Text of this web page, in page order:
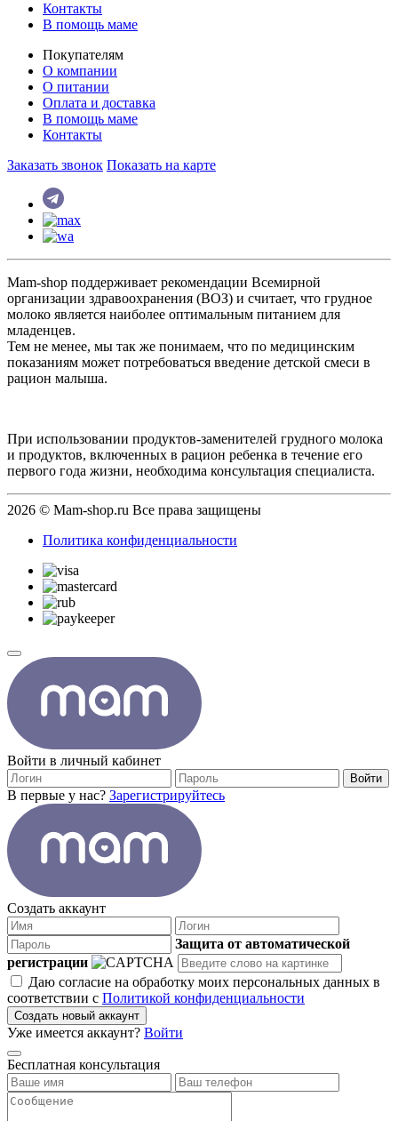
Контакты
В помощь маме
Покупателям
О компании
О питании
Оплата и доставка
В помощь маме
Контакты
Заказать звонок Показать на карте
Mam-shop поддерживает рекомендации Всемирной
организации здравоохранения (ВОЗ) и считает, что грудное
молоко является наиболее оптимальным питанием для
младенцев.
Тем не менее, мы так же понимаем, что по медицинским
показаниям может потребоваться введение детской смеси в
рацион малыша.
При использовании продуктов-заменителей грудного молока
и продуктов, включенных в рацион ребенка в течение его
первого года жизни, необходима консультация специалиста.
2026 © Mam-shop.ru Все права защищены
Политика конфиденциальности
Войти в личный кабинет
Войти
В первые у нас? Зарегистрируйтесь
Создать аккаунт
Защита от автоматической
регистрации
Даю согласие на обработку моих персональных данных в
соответствии с Политикой конфиденциальности
Создать новый аккаунт
Уже имеется аккаунт? Войти
Бесплатная консультация